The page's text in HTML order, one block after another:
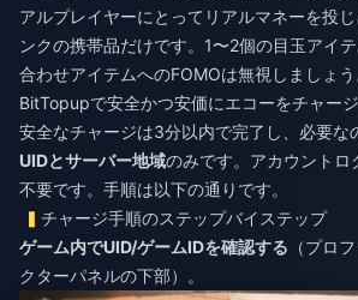
アルプレイヤーにとってリアルマネーを投
ンクの携帯品だけです。1〜2個の目玉アイ
合わせアイテムへのFOMOは無視しましょう
BitTopupで安全かつ安価にエコーをチャー
安全なチャージは3分以内で完了し、必要な
UIDとサーバー地域のみです。アカウントロ
不要です。手順は以下の通りです。
チャージ手順のステップバイステップ
ゲーム内でUID/ゲームIDを確認する （プロ
クターパネルの下部）。